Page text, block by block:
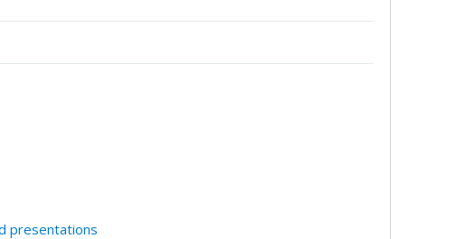
presentations